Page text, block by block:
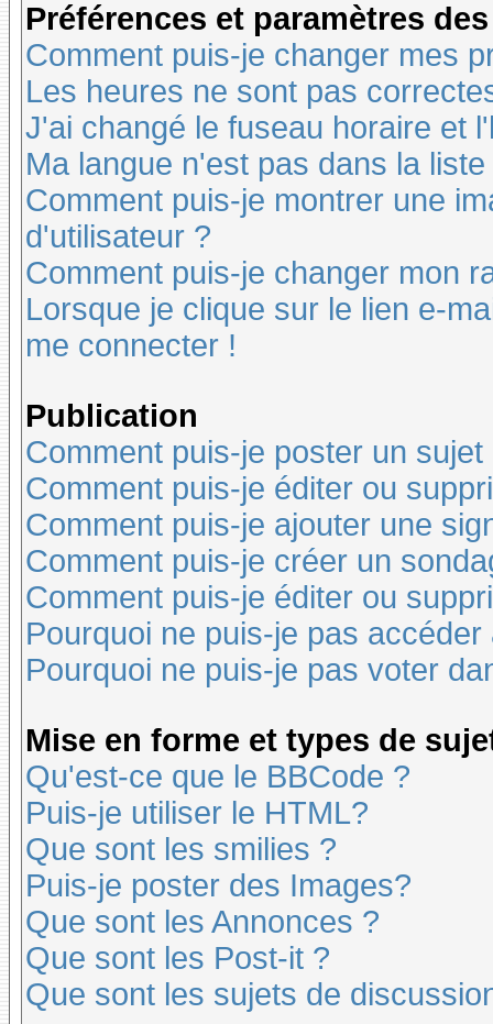
Préférences et paramètres
Comment puis-je changer mes
Les heures ne sont pas
J'ai changé le fuseau horaire et
Ma langue n'est pas dans la liste
Comment puis-je montrer une
d'utilisateur ?
Comment puis-je changer mon
Lorsque je clique sur le lien e-
me connecter !
Publication
Comment puis-je poster un
Comment puis-je éditer ou
Comment puis-je ajouter une
Comment puis-je créer un
Comment puis-je éditer ou
Pourquoi ne puis-je pas accéder
Pourquoi ne puis-je pas voter
Mise en forme et types de
Qu'est-ce que le BBCode ?
Puis-je utiliser le HTML?
Que sont les smilies ?
Puis-je poster des Images?
Que sont les Annonces ?
Que sont les Post-it ?
Que sont les sujets de